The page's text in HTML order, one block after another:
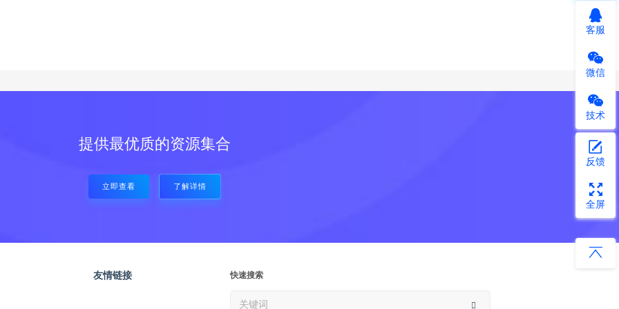
提供最优质的资源集合
立即查看 了解详情
友情链接 快速搜索
客服
微信
技术
反馈
全屏